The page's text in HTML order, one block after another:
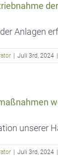
Anlagen
Juli 3rd, 2024
unserer
Juli 3rd, 2024